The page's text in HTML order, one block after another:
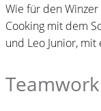
Wie für den
Cooking mit dem
und Leo Junior,